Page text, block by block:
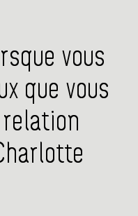
vous
que vous